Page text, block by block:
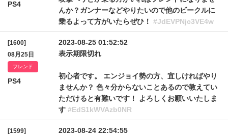
PS4
んか？ガンナーなどやりたいので他のビークルに
乗るよって方がいたらぜひ！ #JdEVPNjc3VE4w
[1600]
08月25日
フレンド
PS4
2023-08-25 01:52:52
表示期限切れ
初心者です。 エンジョイ勢の方、宜しければやり
ませんか？ 色々分からないことあるので教えてい
ただけると有難いです！ よろしくお願いいたしま
す #EdS1kWVAzb0NR
[1599]
2023-08-24 22:54:55